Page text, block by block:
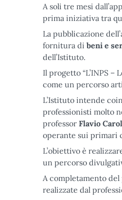
A soli tre mesi
prima iniziativa tra
La pubblicazione
fornitura di beni e
dell’Istituto.
Il progetto “L’INPS
come un percorso
L’Istituto intende
professionisti molto
professor Flavio
operante sui primari
L’obiettivo è
un percorso
A completamento
realizzate dal